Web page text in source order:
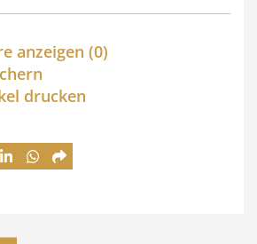
p
a
n
n
:
anzeigen (0)
drucken